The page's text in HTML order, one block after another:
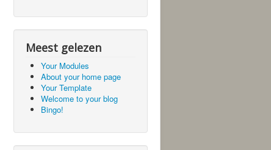
Meest gelezen
Your Modules
About your home page
Your Template
Welcome to your blog
Bingo!